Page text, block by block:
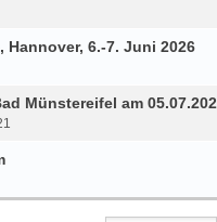
Hannover, 6.-7. Juni 2026
Münstereifel am 05.07.202